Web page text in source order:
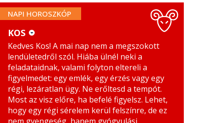
NAPI HOROSZKÓP
KOS
BIKA
IKREK
RÁK
MÉRLEG
SKORPIÓ
NYILAS
BAK
KOS
Kedves Kos! A mai nap nem a megszokott
lendületedről szól. Hiába ülnél neki a
feladataidnak, valami folyton eltereli a
figyelmedet: egy emlék, egy érzés vagy egy
régi, lezáratlan ügy. Ne erőltesd a tempót.
Most az visz előre, ha befelé figyelsz. Lehet,
hogy egy régi sérelem kerül felszínre, de ez